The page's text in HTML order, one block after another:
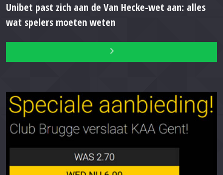
Unibet past zich aan de Van Hecke-wet aan: alles
wat spelers moeten weten